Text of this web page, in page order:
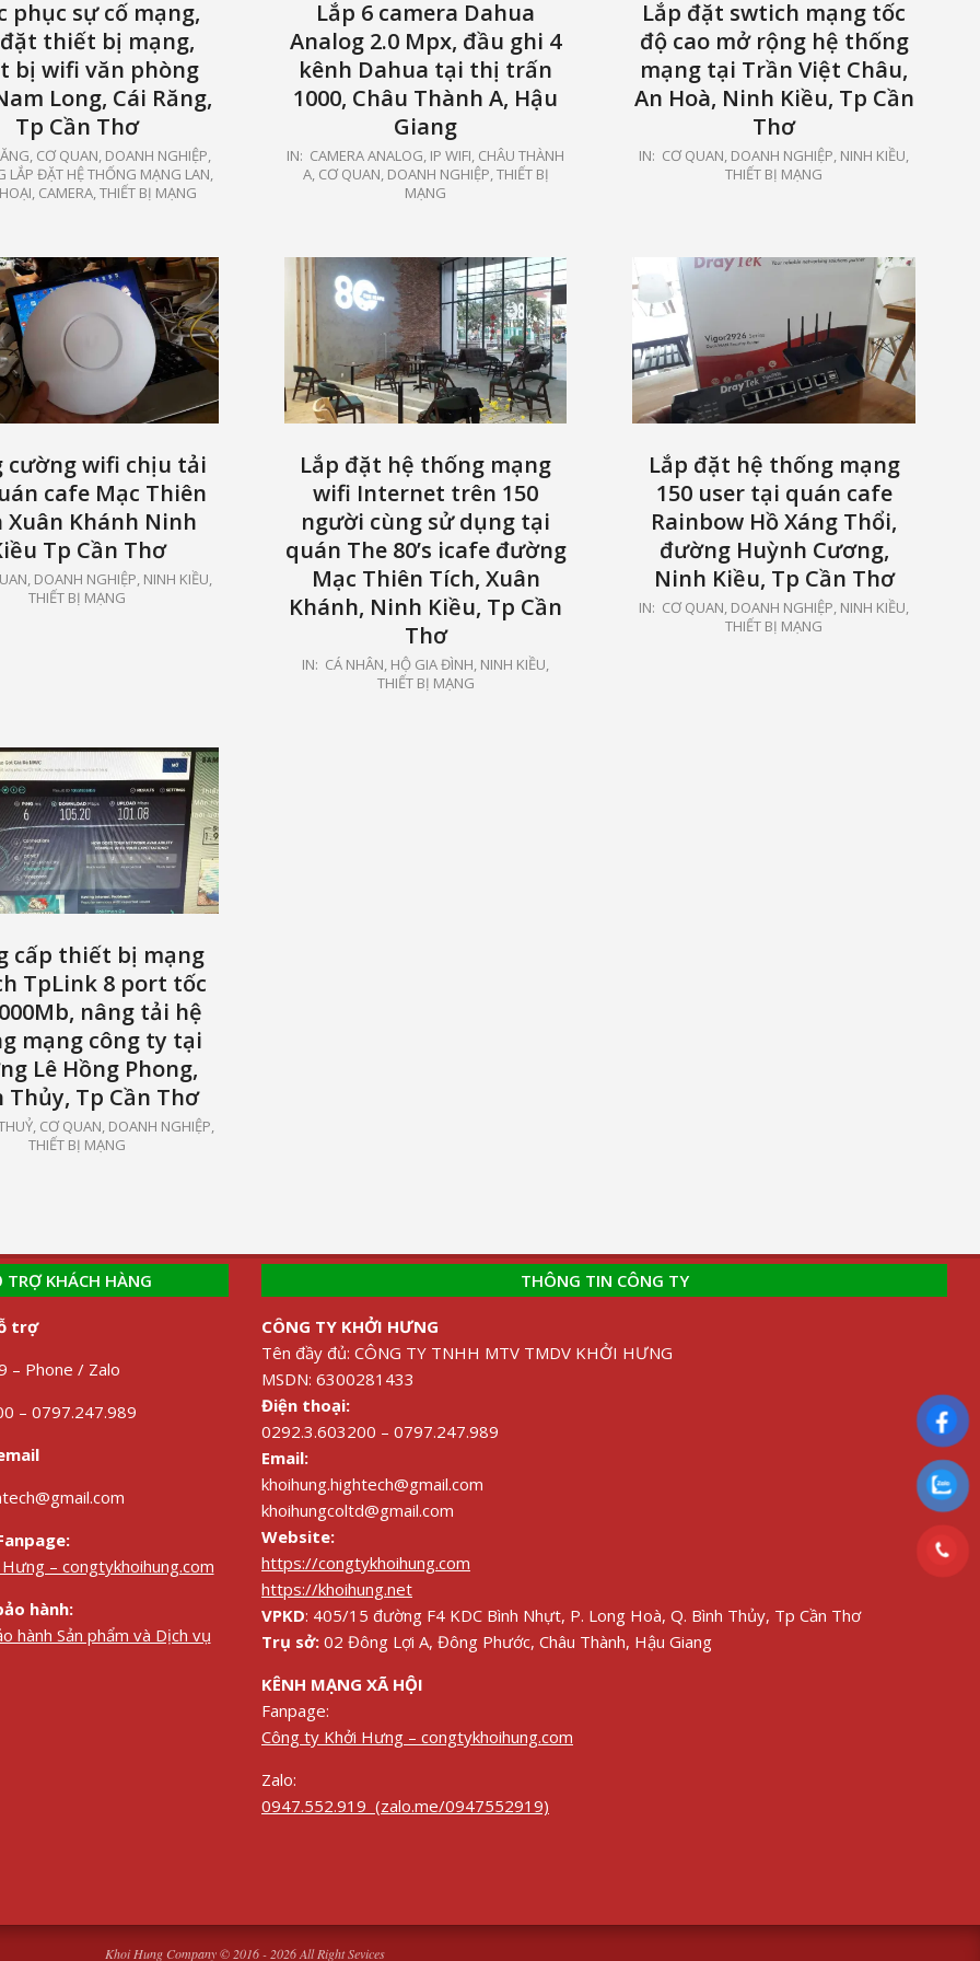
phục sự cố mạng,
thiết bị mạng,
bị wifi văn phòng
Long, Cái Răng,
Tp Cần Thơ
, CƠ QUAN, DOANH NGHIỆP,
LẮP ĐẶT HỆ THỐNG MẠNG LAN,
CAMERA,THIẾT BỊ MẠNG
Lắp 6 camera Dahua
Analog 2.0 Mpx, đầu ghi 4
kênh Dahua tại thị trấn
1000, Châu Thành A, Hậu
Giang
2021-
07-
IN: CAMERA ANALOG, IP WIFI, CHÂU THÀNH
A, CƠ QUAN, DOANH NGHIỆP,THIẾT BỊ
MẠNG
Lắp đặt swtich mạng tốc
độ cao mở rộng hệ thống
mạng tại Trần Việt Châu,
An Hoà, Ninh Kiều, Tp Cần
Thơ
2021-
IN: CƠ QUAN, DOANH NGHIỆP, NINH KIỀU,
THIẾT BỊ MẠNG
cường wifi chịu tải
cafe Mạc Thiên
Xuân Khánh Ninh
Tp Cần Thơ
DOANH NGHIỆP, NINH KIỀU,
THIẾT BỊ MẠNG
Lắp đặt hệ thống mạng
wifi Internet trên 150
người cùng sử dụng tại
quán The 80’s icafe đường
Mạc Thiên Tích, Xuân
Khánh, Ninh Kiều, Tp Cần
Thơ
2021-
IN: CÁ NHÂN, HỘ GIA ĐÌNH, NINH KIỀU,
THIẾT BỊ MẠNG
Lắp đặt hệ thống mạng
150 user tại quán cafe
Rainbow Hồ Xáng Thổi,
đường Huỳnh Cương,
Ninh Kiều, Tp Cần Thơ
2021-
IN: CƠ QUAN, DOANH NGHIỆP, NINH KIỀU,
THIẾT BỊ MẠNG
cấp thiết bị mạng
TpLink 8 port tốc
nâng tải hệ
mạng công ty tại
Lê Hồng Phong,
Thủy, Tp Cần Thơ
, CƠ QUAN, DOANH NGHIỆP,
THIẾT BỊ MẠNG
TRỢ KHÁCH HÀNG
trợ
– Phone / Zalo
– 0797.247.989
– congtykhoihung.com
hành:
hành Sản phẩm và Dịch vụ
THÔNG TIN CÔNG TY
CÔNG TY KHỞI HƯNG
Tên đầy đủ: CÔNG TY TNHH MTV TMDV KHỞI HƯNG
MSDN: 6300281433
Điện thoại:
0292.3.603200 – 0797.247.989
Email:
khoihung.hightech@gmail.com
khoihungcoltd@gmail.com
Website:
https://congtykhoihung.com
https://khoihung.net
VPKD: 405/15 đường F4 KDC Bình Nhựt, P. Long Hoà, Q. Bình Thủy, Tp Cần Thơ
Trụ sở: 02 Đông Lợi A, Đông Phước, Châu Thành, Hậu Giang
KÊNH MẠNG XÃ HỘI
Fanpage:
Công ty Khởi Hưng – congtykhoihung.com
Zalo:
0947.552.919 (zalo.me/0947552919)
Khoi Hung Company © 2016 - 2026 All Right Sevices